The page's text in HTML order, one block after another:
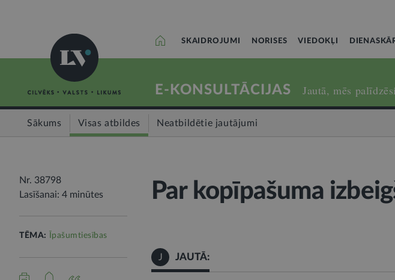
SKAIDROJUMI NORISES VIEDOKĻI
E-KONSULTĀCIJAS Jautā, mēs
Sākums Visas atbildes Neatbildētie jautājumi
Nr. 38798
Lasīšanai: 4 minūtes
TĒMA: Īpašumtiesības
Par kopīpašuma
J JAUTĀ: